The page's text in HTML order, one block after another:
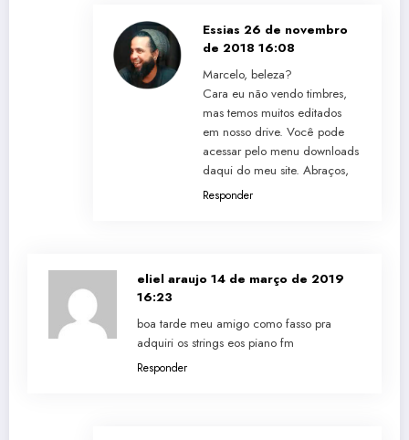
Essias 26 de novembro
de 2018 16:08
Marcelo, beleza?
Cara eu não vendo timbres,
mas temos muitos editados
em nosso drive. Você pode
acessar pelo menu downloads
daqui do meu site. Abraços,
Responder
eliel araujo 14 de março de 2019
16:23
boa tarde meu amigo como fasso pra
adquiri os strings eos piano fm
Responder